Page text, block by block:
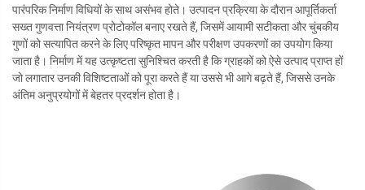
पारंपरिक निर्माण विधियों के साथ असंभव होते। उत्पादन प्रक्रिया के दौरान आपूर्तिकर्ता
सख्त गुणवत्ता नियंत्रण प्रोटोकॉल बनाए रखते हैं, जिसमें आयामी सटीकता और चुंबकीय
गुणों को सत्यापित करने के लिए परिष्कृत मापन और परीक्षण उपकरणों का उपयोग किया
जाता है। निर्माण में यह उत्कृष्टता सुनिश्चित करती है कि ग्राहकों को ऐसे उत्पाद प्राप्त हों
जो लगातार उनकी विशिष्टताओं को पूरा करते हैं या उससे भी आगे बढ़ते हैं, जिससे उनके
अंतिम अनुप्रयोगों में बेहतर प्रदर्शन होता है।